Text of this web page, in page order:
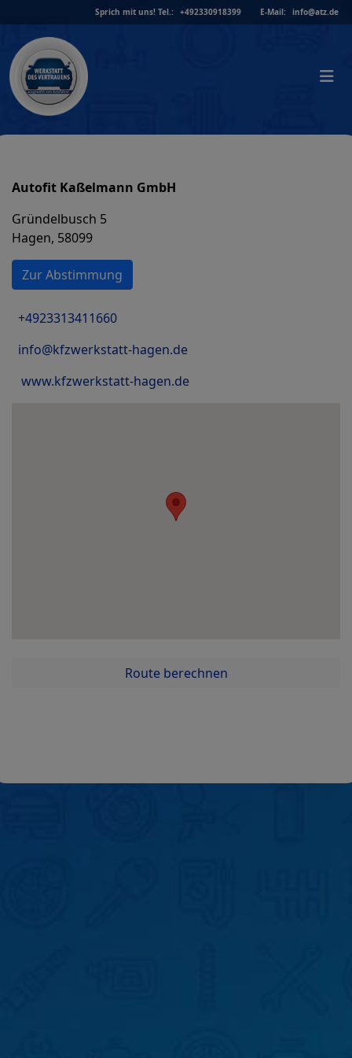
to
content
Sprich mit uns! Tel.: +492330918399 E-Mail: info@atz.de
Autofit Kaßelmann GmbH
Gründelbusch 5
Hagen, 58099
Zur Abstimmung
+4923313411660
info@kfzwerkstatt-hagen.de
www.kfzwerkstatt-hagen.de
Route berechnen